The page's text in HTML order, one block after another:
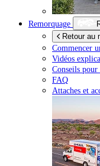
Remorquage
Retour au
Commencer
Vidéos
Conseils
FAQ
Attaches et